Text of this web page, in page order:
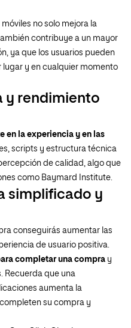
no solo mejora la
contribuye a un mayor
ya que los usuarios pueden
y en cualquier momento
y rendimiento
en la experiencia y en las
scripts y estructura técnica
de calidad, algo que
como Baymard Institute.
simplificado y
conseguirás aumentar las
de usuario positiva.
completar una compra y
Recuerda que una
aumenta la
su compra y